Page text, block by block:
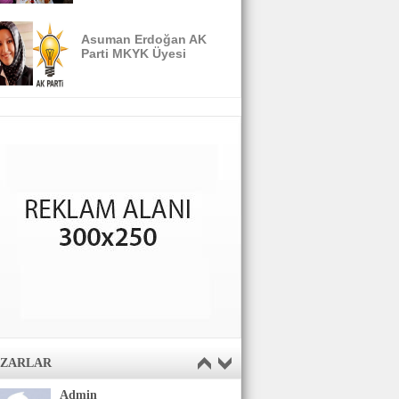
Asuman Erdoğan AK
Parti MKYK Üyesi
Admin